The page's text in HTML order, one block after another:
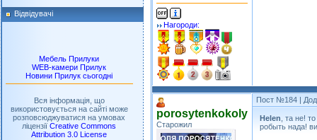
Відвідувачі
Мебель Прилуки
WEB-камери Прилук
Новини Прилук сьогодні
Вся інформація, що
використовується на сайті може
розповсюджуватися на умовах
ліцензіїCreative Commons
Attribution 3.0 License
Нагороди:
porosytenkokoly
Старожил
Пост №184 |
Helen , та не!
робыть нада!